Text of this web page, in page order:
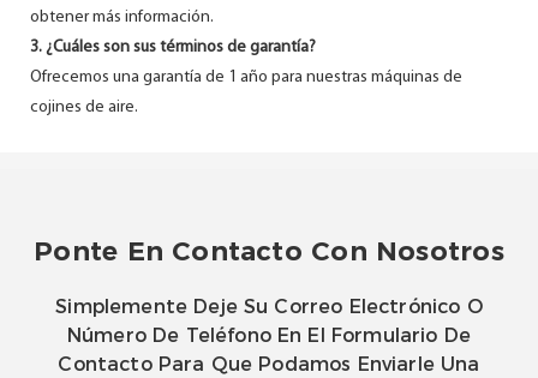
obtener más información.
3. ¿Cuáles son sus términos de garantía?
Ofrecemos una garantía de 1 año para nuestras máquinas de
cojines de aire.
Ponte En Contacto Con Nosotros
Simplemente Deje Su Correo Electrónico O
Número De Teléfono En El Formulario De
Contacto Para Que Podamos Enviarle Una